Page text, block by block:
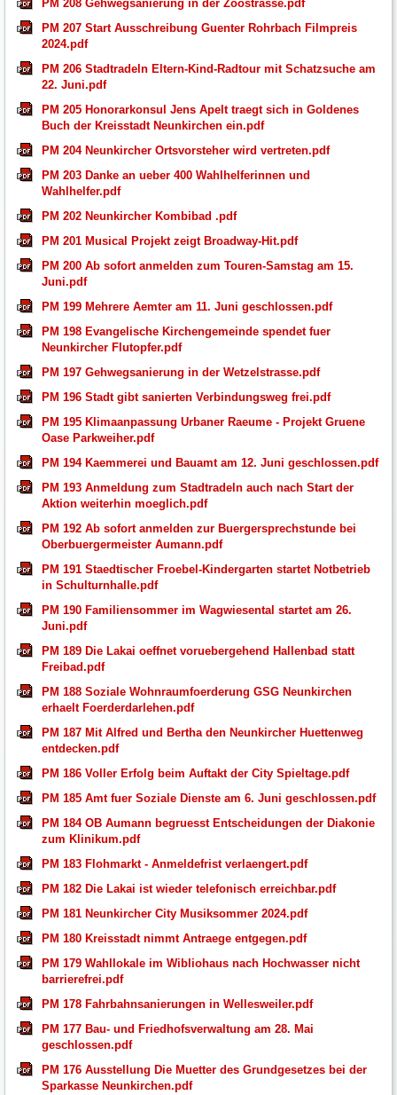
PM 208 Gehwegsanierung in der Zoostrasse.pdf
PM 207 Start Ausschreibung Guenter Rohrbach Filmpreis
2024.pdf
PM 206 Stadtradeln Eltern-Kind-Radtour mit Schatzsuche am
22. Juni.pdf
PM 205 Honorarkonsul Jens Apelt traegt sich in Goldenes
Buch der Kreisstadt Neunkirchen ein.pdf
PM 204 Neunkircher Ortsvorsteher wird vertreten.pdf
PM 203 Danke an ueber 400 Wahlhelferinnen und
Wahlhelfer.pdf
PM 202 Neunkircher Kombibad .pdf
PM 201 Musical Projekt zeigt Broadway-Hit.pdf
PM 200 Ab sofort anmelden zum Touren-Samstag am 15.
Juni.pdf
PM 199 Mehrere Aemter am 11. Juni geschlossen.pdf
PM 198 Evangelische Kirchengemeinde spendet fuer
Neunkircher Flutopfer.pdf
PM 197 Gehwegsanierung in der Wetzelstrasse.pdf
PM 196 Stadt gibt sanierten Verbindungsweg frei.pdf
PM 195 Klimaanpassung Urbaner Raeume - Projekt Gruene
Oase Parkweiher.pdf
PM 194 Kaemmerei und Bauamt am 12. Juni geschlossen.pdf
PM 193 Anmeldung zum Stadtradeln auch nach Start der
Aktion weiterhin moeglich.pdf
PM 192 Ab sofort anmelden zur Buergersprechstunde bei
Oberbuergermeister Aumann.pdf
PM 191 Staedtischer Froebel-Kindergarten startet Notbetrieb
in Schulturnhalle.pdf
PM 190 Familiensommer im Wagwiesental startet am 26.
Juni.pdf
PM 189 Die Lakai oeffnet voruebergehend Hallenbad statt
Freibad.pdf
PM 188 Soziale Wohnraumfoerderung GSG Neunkirchen
erhaelt Foerderdarlehen.pdf
PM 187 Mit Alfred und Bertha den Neunkircher Huettenweg
entdecken.pdf
PM 186 Voller Erfolg beim Auftakt der City Spieltage.pdf
PM 185 Amt fuer Soziale Dienste am 6. Juni geschlossen.pdf
PM 184 OB Aumann begruesst Entscheidungen der Diakonie
zum Klinikum.pdf
PM 183 Flohmarkt - Anmeldefrist verlaengert.pdf
PM 182 Die Lakai ist wieder telefonisch erreichbar.pdf
PM 181 Neunkircher City Musiksommer 2024.pdf
PM 180 Kreisstadt nimmt Antraege entgegen.pdf
PM 179 Wahllokale im Wibliohaus nach Hochwasser nicht
barrierefrei.pdf
PM 178 Fahrbahnsanierungen in Wellesweiler.pdf
PM 177 Bau- und Friedhofsverwaltung am 28. Mai
geschlossen.pdf
PM 176 Ausstellung Die Muetter des Grundgesetzes bei der
Sparkasse Neunkirchen.pdf